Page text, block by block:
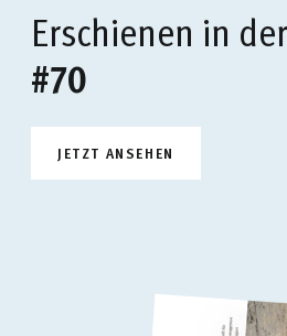
Erschienen in
#70
JETZT ANSEHEN